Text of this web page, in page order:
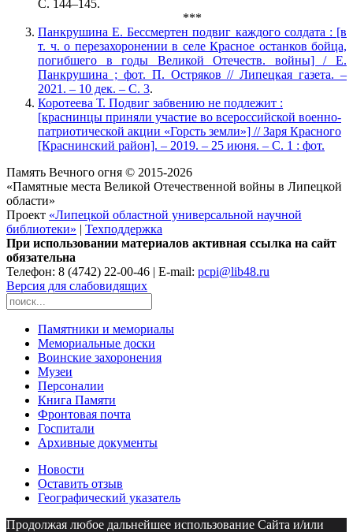
С. 144–145.
***
Панкрушина Е. Бессмертен подвиг каждого солдата : [в
т. ч. о перезахоронении в селе Красное останков бойца,
погибшего в годы Великой Отечеств. войны] / Е.
Панкрушина ; фот. П. Остряков // Липецкая газета. –
2021. – 10 дек. – С. 3.
Коротеева Т. Подвиг забвению не подлежит :
[краснинцы приняли участие во всероссийской военно-
патриотической акции «Горсть земли»] // Заря Красного
[Краснинский район]. – 2019. – 25 июня. – С. 1 : фот.
Память Вечного огня © 2015-2026
«Памятные места Великой Отечественной войны в Липецкой
области»
Проект «Липецкой областной универсальной научной
библиотеки» | Техподдержка
При использовании материалов активная ссылка на сайт
обязательна
Телефон: 8 (4742) 22-00-46 | E-mail: pcpi@lib48.ru
Версия для слабовидящих
Памятники и мемориалы
Мемориальные доски
Воинские захоронения
Музеи
Персоналии
Книга Памяти
Фронтовая почта
Госпитали
Архивные документы
Новости
Оставить отзыв
Географический указатель
Продолжая любое дальнейшее использование Сайта и/или